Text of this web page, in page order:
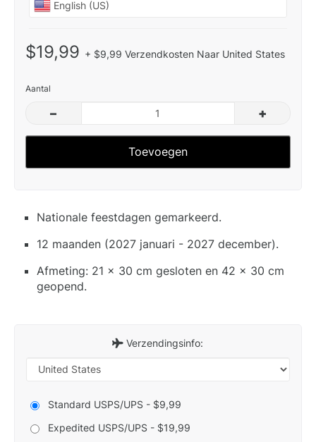
$19,99 + $9,99 Verzendkosten Naar United States
Aantal
– +
Toevoegen
Nationale feestdagen gemarkeerd.
12 maanden (2027 januari - 2027 december).
Afmeting: 21 x 30 cm gesloten en 42 x 30 cm
geopend.
Verzendingsinfo:
Standard USPS/UPS - $9,99
Expedited USPS/UPS - $19,99